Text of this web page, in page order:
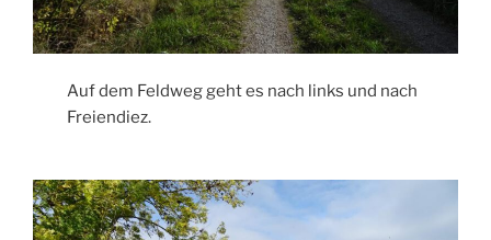
Auf dem Feldweg geht es nach links und nach
Freiendiez.